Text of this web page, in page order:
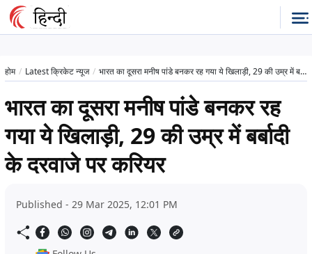
होम Latest क्रिकेट न्यूज भारत का दूसरा मनीष पांडे बनकर रह गया ये खिलाड़ी, 29 की उम्र में बर्बादी के दरवाजे पर करियर
भारत का दूसरा मनीष पांडे बनकर रह
गया ये खिलाड़ी, 29 की उम्र में बर्बादी
के दरवाजे पर करियर
Published - 29 Mar 2025, 12:01 PM